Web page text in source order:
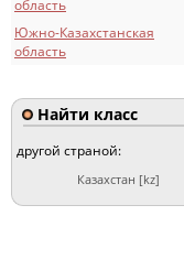
область
Южно-Казахстанская
область
Найти класс
другой страной:
Казахстан [kz]